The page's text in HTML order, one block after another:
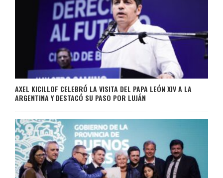
AXEL KICILLOF CELEBRÓ LA VISITA DEL PAPA LEÓN XIV A LA
ARGENTINA Y DESTACÓ SU PASO POR LUJÁN